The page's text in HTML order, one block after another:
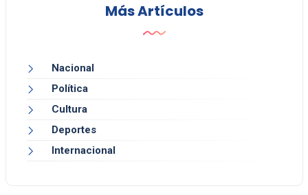
Más Artículos
Nacional
Política
Cultura
Deportes
Internacional